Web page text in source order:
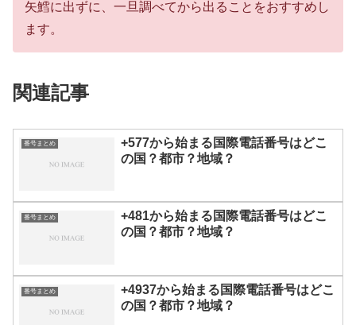
矢鱈に出ずに、一旦調べてから出ることをおすすめし
ます。
関連記事
番号まとめ
+577から始まる国際電話番号はどこ
の国？都市？地域？
番号まとめ
+481から始まる国際電話番号はどこ
の国？都市？地域？
番号まとめ
+4937から始まる国際電話番号はどこ
の国？都市？地域？